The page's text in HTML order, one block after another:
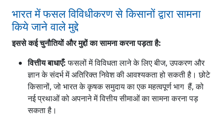
भारत में फसल विविधीकरण से किसानों द्वारा सामना
किये जाने वाले मुद्दे
इससे कई चुनौतियों और मुद्दों का सामना करना पड़ता है:
वित्तीय बाधाएँ:फसलों में विविधता लाने के लिए बीज, उपकरण और
ज्ञान के संदर्भ में अतिरिक्त निवेश की आवश्यकता हो सकती है। छोटे
किसानों, जो भारत के कृषक समुदाय का एक महत्वपूर्ण भाग हैं, को
नई प्रथाओं को अपनाने में वित्तीय सीमाओं का सामना करना पड़
सकता है।